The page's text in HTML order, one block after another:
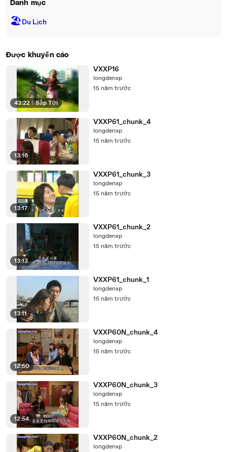
Danh mục
🏖Du Lịch
Được khuyến cáo
43:22 | Sắp Tới
VXXP16
longdenxp
15 năm trước
13:16
VXXP61_chunk_4
longdenxp
15 năm trước
13:17
VXXP61_chunk_3
longdenxp
15 năm trước
13:13
VXXP61_chunk_2
longdenxp
15 năm trước
13:11
VXXP61_chunk_1
longdenxp
15 năm trước
12:50
VXXP60N_chunk_4
longdenxp
15 năm trước
12:54
VXXP60N_chunk_3
longdenxp
15 năm trước
VXXP60N_chunk_2
longdenxp